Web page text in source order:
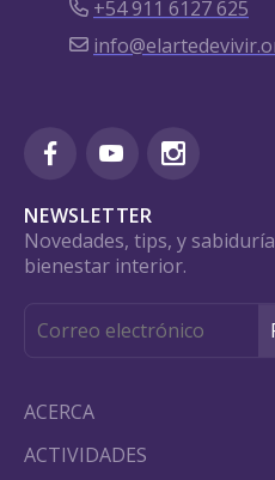
+54 911 6127 625
NEWSLETTER
Novedades, tips, y
bienestar interior.
ACERCA
ACTIVIDADES